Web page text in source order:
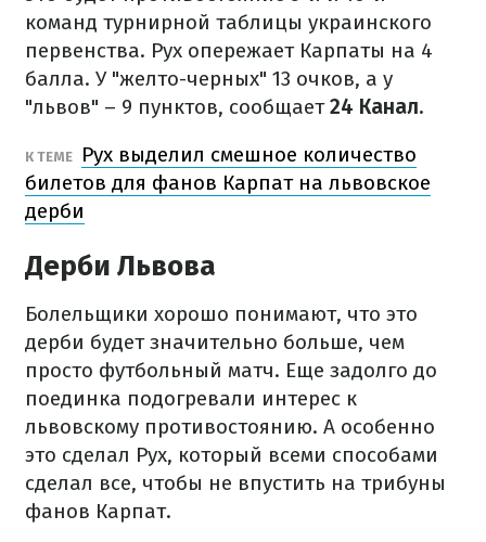
команд турнирной таблицы украинского
первенства. Рух опережает Карпаты на 4
балла. У "желто-черных" 13 очков, а у
"львов" – 9 пунктов, сообщает24 Канал.
К ТЕМЕ
Рух выделил смешное количество
билетов для фанов Карпат на львовское
дерби
Дерби Львова
Болельщики хорошо понимают, что это
дерби будет значительно больше, чем
просто футбольный матч. Еще задолго до
поединка подогревали интерес к
львовскому противостоянию. А особенно
это сделал Рух, который всеми способами
сделал все, чтобы не впустить на трибуны
фанов Карпат.